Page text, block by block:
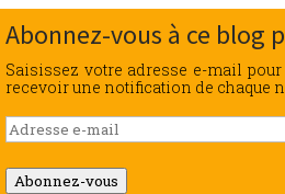
Abonnez-vous à ce blog
Saisissez votre adresse e-mail
recevoir une notification de chaque
Adresse
e-
mail
Abonnez-vous